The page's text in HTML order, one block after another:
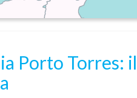
Porto Torres: